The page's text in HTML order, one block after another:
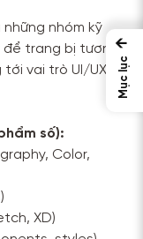
nhóm kỹ
để trang bị tương
vai trò UI/UX và
số):
Color,
XD)
←
Mục lục